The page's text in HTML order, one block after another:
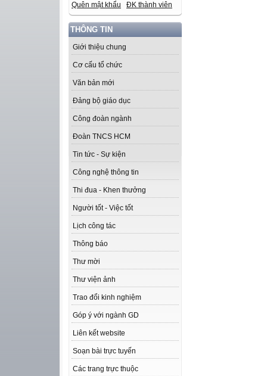
Quên mật khẩu ĐK thành viên
THÔNG TIN
Giới thiệu chung
Cơ cấu tổ chức
Văn bản mới
Đảng bộ giáo dục
Công đoàn ngành
Đoàn TNCS HCM
Tin tức - Sự kiện
Công nghệ thông tin
Thi đua - Khen thưởng
Người tốt - Việc tốt
Lịch công tác
Thông báo
Thư mời
Thư viện ảnh
Trao đổi kinh nghiệm
Góp ý với ngành GD
Liên kết website
Soạn bài trực tuyến
Các trang trực thuộc